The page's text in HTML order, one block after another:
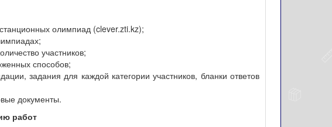
олимпиад (clever.zti.kz);
участников;
способов;
задания для каждой категории участников, бланки ответов
документы.
работ